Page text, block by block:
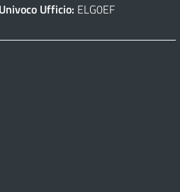
Ufficio: ELG0EF